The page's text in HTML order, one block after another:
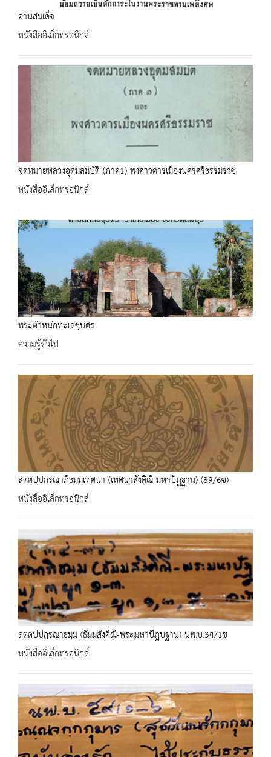
อ่านสมเด็จ
หนังสืออิเล็กทรอนิกส์
จดหมายหลวงอุดมสมบัติ (ภาค1) พงศาวดารเมืองนครศรีธรรมราช
หนังสืออิเล็กทรอนิกส์
พระตำหนักทะเลชุบศร
ความรู้ทั่วไป
สตฺตปฺปกรณาภิธมฺมเทศนา (เทศนาสังคิณี-มหาปัฏฐาน) (89/6ข)
หนังสืออิเล็กทรอนิกส์
สตฺตปปกฺรณาธมฺม (ธัมมสังคิณี-พระมหาปัฏบฐาน) นพ.บ.34/1ข
หนังสืออิเล็กทรอนิกส์